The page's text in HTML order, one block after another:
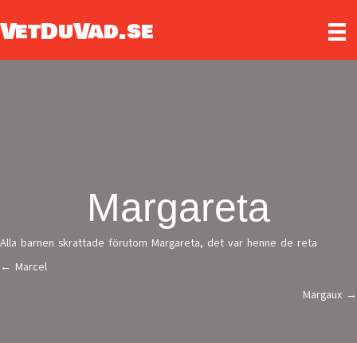
VetDuVad.se
Margareta
Alla barnen skrattade förutom Margareta, det var henne de reta
Posts
← Marcel
Margaux →